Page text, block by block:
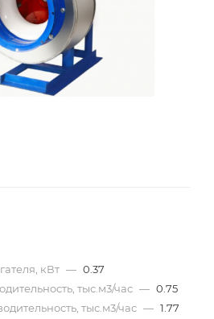
кВт — 0.37
тыс.м3/час — 0.75
тыс.м3/час — 1.77